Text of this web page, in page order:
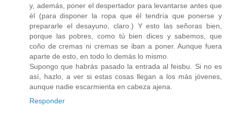
y, además, poner el despertador para levantarse antes que
él (para disponer la ropa que él tendría que ponerse y
prepararle el desayuno, claro.) Y esto las señoras bien,
porque las pobres, como tú bien dices y sabemos, que
coño de cremas ni cremas se iban a poner. Aunque fuera
aparte de esto, en todo lo demás lo mismo.
Supongo que habrás pasado la entrada al feisbu. Si no es
así, hazlo, a ver si estas cosas llegan a los más jóvenes,
aunque nadie escarmienta en cabeza ajena.
Responder